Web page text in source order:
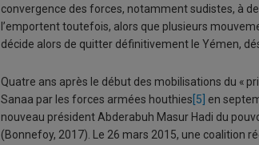
convergence des forces, notamment sudistes, à
l’emportent toutefois, alors que plusieurs
décide alors de quitter définitivement le Yémen,
Quatre ans après le début des mobilisations du «
Sanaa par les forces armées houthies [5] en
nouveau président Abderabuh Masur Hadi du
(Bonnefoy, 2017). Le 26 mars 2015, une coalition